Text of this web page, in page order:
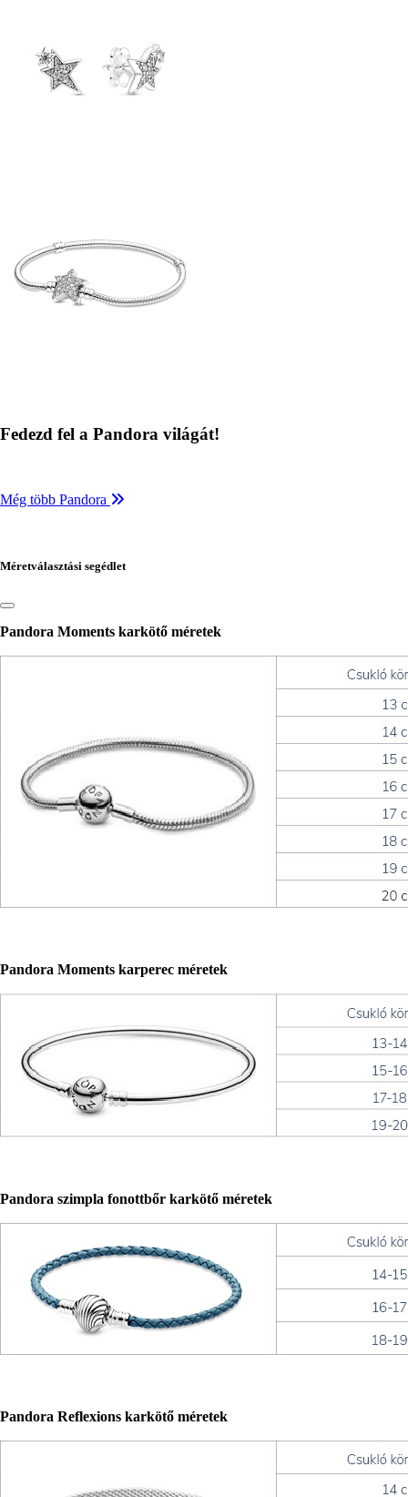
Fedezd fel a Pandora világát!
Még több Pandora
Méretválasztási segédlet
Pandora Moments karkötő méretek
Pandora Moments karperec méretek
Pandora szimpla fonottbőr karkötő méretek
Pandora Reflexions karkötő méretek